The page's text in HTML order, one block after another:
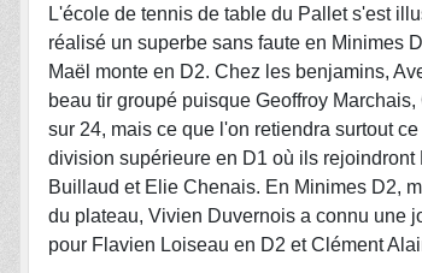
L'école de tennis de table du Pallet s'est
réalisé un superbe sans faute en Minimes
Maël monte en D2. Chez les benjamins,
beau tir groupé puisque Geoffroy
sur 24, mais ce que l'on retiendra surtout
division supérieure en D1 où ils rejoindront
Buillaud et Elie Chenais. En Minimes D2,
du plateau, Vivien Duvernois a connu une
pour Flavien Loiseau en D2 et Clément